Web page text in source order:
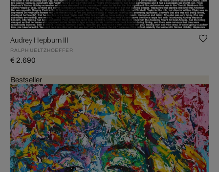
Audrey Hepburn III
RALPH UELTZHOEFFER
€ 2.690
Bestseller